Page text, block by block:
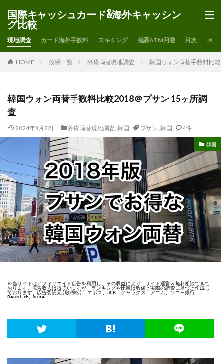
国際キャッシュカード&海外キャッシン
グ比較
現地調査 カード海外手数料 スキミング 極悪ATM回避 目次 ホー
HOME 投稿一覧 外貨両替現地調査 韓国ウォン両替手数料比
韓国ウォン両替手数料比較2018＠プサン 15ヶ所調
査
2024年8月22日 外貨両替現地調査, 韓国 プサン, 韓国 4件
韓国
※当サイトはアフィリエイト広告を利用し、その収益により、サイト運営＆無料相談できて
おります。広告収入は得ていますが、ランキングや比較は数値と実際の調査に基づき作成し
ております。広告委託元(敬称略)：エポス、JCB、ジャックス、アコム、ソニー銀行、
Revolut、Wise